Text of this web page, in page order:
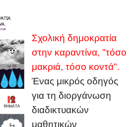
Σχολική δημοκρατία
στην καραντίνα, "τόσο
μακριά, τόσο κοντά".
Ένας μικρός οδηγός
για τη διοργάνωση
διαδικτυακών
μαθητικών